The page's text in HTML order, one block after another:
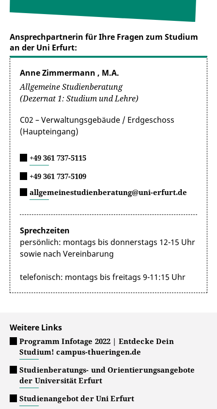
Ansprechpartnerin für Ihre Fragen zum Studium
an der Uni Erfurt:
Anne Zimmermann , M.A.
Allgemeine Studienberatung
(Dezernat 1: Studium und Lehre)
C02 – Verwaltungsgebäude / Erdgeschoss
(Haupteingang)
+49 361 737-5115
+49 361 737-5109
allgemeinestudienberatung@uni-erfurt.de
Sprechzeiten
persönlich: montags bis donnerstags 12-15 Uhr
sowie nach Vereinbarung
telefonisch: montags bis freitags 9-11:15 Uhr
Weitere Links
Programm Infotage 2022 | Entdecke Dein
Studium! campus-thueringen.de
Studienberatungs- und Orientierungsangebote
der Universität Erfurt
Studienangebot der Uni Erfurt